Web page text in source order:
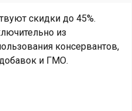
скидки до 45%.
из
консервантов,
и ГМО.